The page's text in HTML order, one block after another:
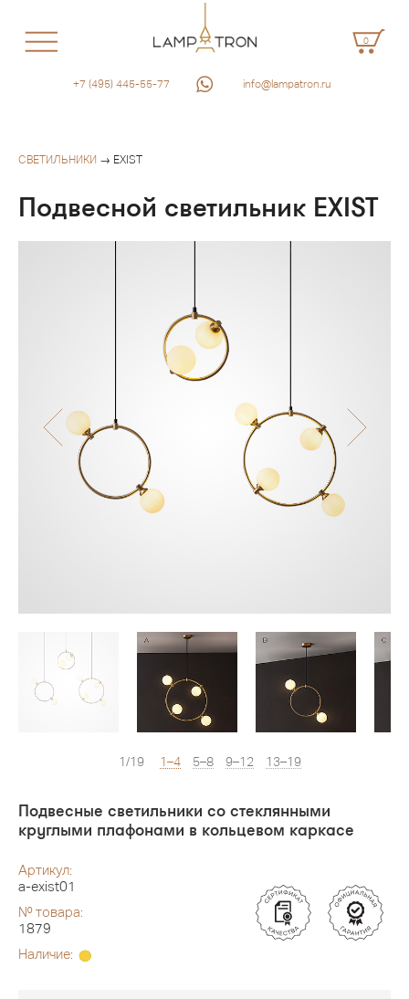
0
+7 (495) 445-55-77 info@lampatron.ru
СВЕТИЛЬНИКИ → EXIST
Подвесной светильник EXIST
1/19 1–4 5–8 9–12 13–19
Подвесные светильники со стеклянными
круглыми плафонами в кольцевом каркасе
Артикул:
a-exist01
№ товара:
1879
Наличие: